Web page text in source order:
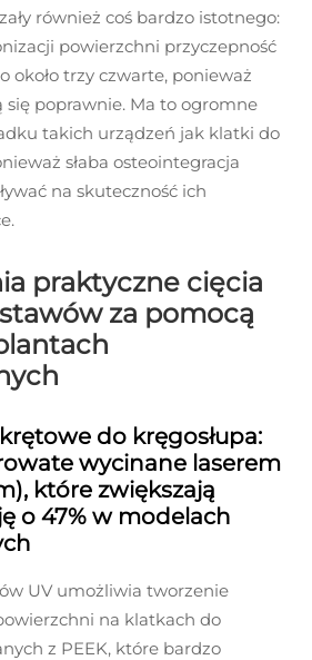
również coś bardzo istotnego:
powierzchni przyczepność
około trzy czwarte, ponieważ
się poprawnie. Ma to ogromne
takich urządzeń jak klatki do
słaba osteointegracja
na skuteczność ich
praktyczne cięcia
za pomocą
do kręgosłupa:
wycinane laserem
które zwiększają
o 47% w modelach
UV umożliwia tworzenie
na klatkach do
z PEEK, które bardzo